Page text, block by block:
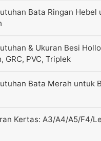
Bata Ringan Hebel
& Ukuran Besi
GRC, PVC, Triplek
Bata Merah untuk
Kertas: A3/A4/A5/F4/